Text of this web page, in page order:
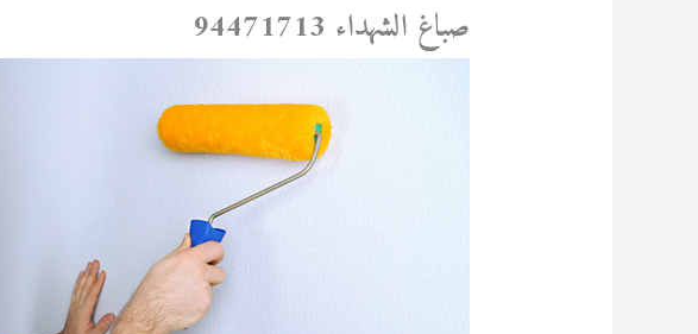
صباغ الشهداء 94471713